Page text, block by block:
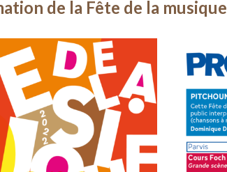
de la Fête de la musique